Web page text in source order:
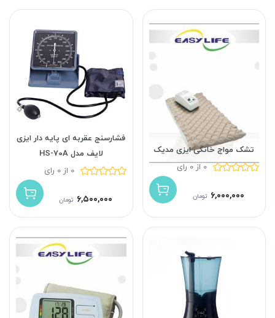
تشک مواج خانگی ایزی مدیک
0 از 0 رای
۶,۰۰۰,۰۰۰ تومان
فشارسنج عقربه ای پایه دار ایزی
لایف مدل HS-70A
0 از 0 رای
۶,۵۰۰,۰۰۰ تومان